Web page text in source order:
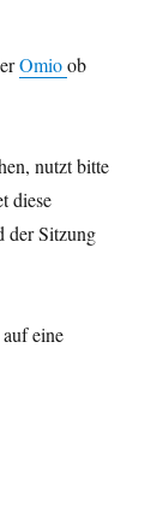
Omioob
nutzt bitte
diese
der Sitzung
eine